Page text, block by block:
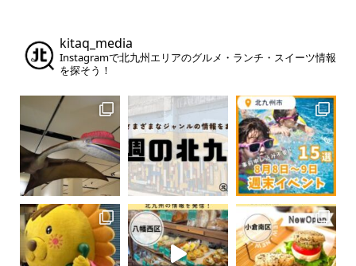
kitaq_media
Instagramで北九州エリアのグルメ・ランチ・スイーツ情報
を探そう！